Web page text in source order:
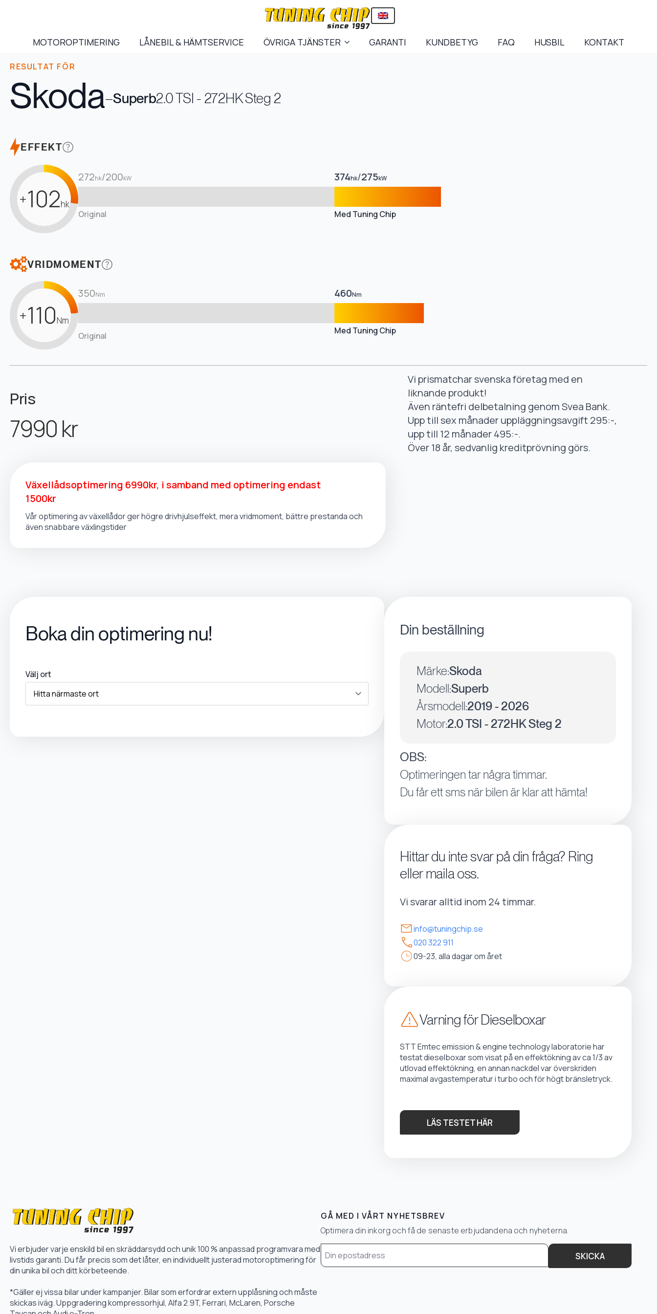
MOTOROPTIMERING LÅNEBIL & HÄMTSERVICE ÖVRIGA TJÄNSTER GARANTI KUNDBETYG FAQ HUSBIL KONTAKT
RESULTAT FÖR
Skoda–Superb2.0 TSI - 272HK Steg 2
EFFEKT
+102hk
272hk/200kW 374hk/275kW
Original Med Tuning Chip
VRIDMOMENT
+110Nm
350Nm 460Nm
Original Med Tuning Chip
Pris
7990 kr
Vi prismatchar svenska företag med en
liknande produkt!
Även räntefri delbetalning genom Svea Bank.
Upp till sex månader uppläggningsavgift 295:-,
upp till 12 månader 495:-.
Över 18 år, sedvanlig kreditprövning görs.
Växellådsoptimering 6990kr, i samband med optimering endast
1500kr
Vår optimering av växellådor ger högre drivhjulseffekt, mera vridmoment, bättre prestanda och
även snabbare växlingstider
Boka din optimering nu!
Välj ort
Din beställning
Märke:Skoda
Modell:Superb
Årsmodell:2019 - 2026
Motor:2.0 TSI - 272HK Steg 2
OBS:
Optimeringen tar några timmar.
Du får ett sms när bilen är klar att hämta!
Hittar du inte svar på din fråga? Ring
eller maila oss.
Vi svarar alltid inom 24 timmar.
info@tuningchip.se
020 322 911
09-23, alla dagar om året
Varning för Dieselboxar
STT Emtec emission & engine technology laboratorie har
testat dieselboxar som visat på en effektökning av ca 1/3 av
utlovad effektökning, en annan nackdel var överskriden
maximal avgastemperatur i turbo och för högt bränsletryck.
LÄS TESTET HÄR
Vi erbjuder varje enskild bil en skräddarsydd och unik 100 % anpassad programvara med
livstids garanti. Du får precis som det låter, en individuellt justerad motoroptimering för
din unika bil och ditt körbeteende.
*Gäller ej vissa bilar under kampanjer. Bilar som erfordrar extern upplåsning och måste
skickas iväg. Uppgradering kompressorhjul, Alfa 2.9T, Ferrari, McLaren, Porsche
GÅ MED I VÅRT NYHETSBREV
Optimera din inkorg och få de senaste erbjudandena och nyheterna.
Email
* SKICKA